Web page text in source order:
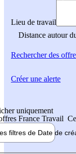
Lieu de travail
Distance autour
Rechercherdes
uniquement
France Travail
filtres de Date de
Créer une alerte